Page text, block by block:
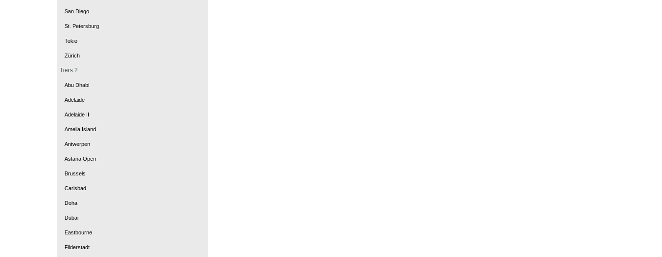
San Diego
St. Petersburg
Tokio
Zürich
Tiers 2
Abu Dhabi
Adelaide
Adelaide II
Amelia Island
Antwerpen
Astana Open
Brussels
Carlsbad
Doha
Dubai
Eastbourne
Filderstadt